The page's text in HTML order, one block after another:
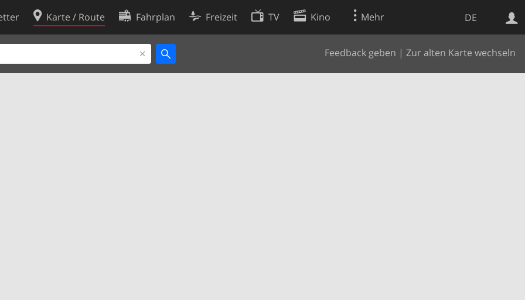
DE
Karte / Route Fahrplan Freizeit TV Kino Mehr
Feedback geben | Zur alten Karte wechseln
Websuche
Cookie-Richtlinie
Cookie-Einstellungen